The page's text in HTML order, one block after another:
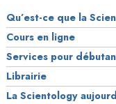
Qu’est-ce que la
Cours en ligne
Services pour
Librairie
La Scientology